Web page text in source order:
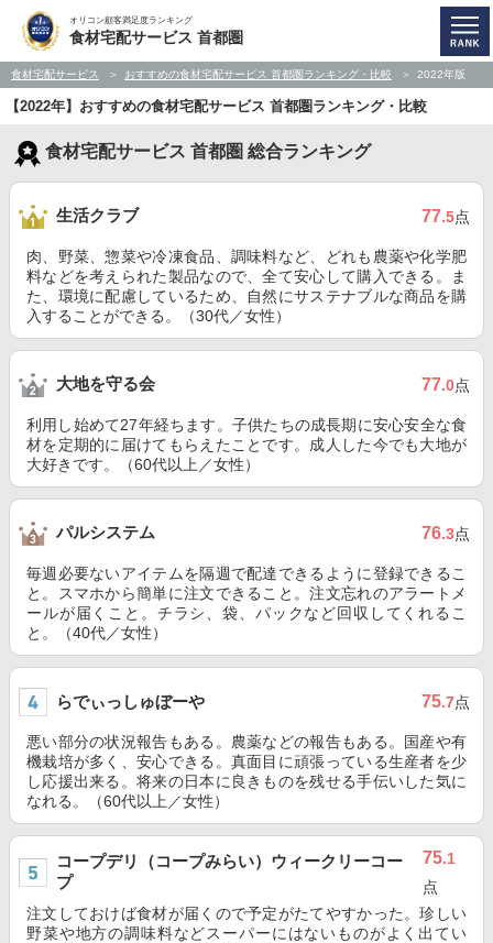
オリコン顧客満足度ランキング
食材宅配サービス 首都圏
食材宅配サービス おすすめの食材宅配サービス 首都圏ランキング・比較 2022年版
【2022年】おすすめの食材宅配サービス 首都圏ランキング・比較
食材宅配サービス 首都圏 総合ランキング
生活クラブ 77.5点
肉、野菜、惣菜や冷凍食品、調味料など、どれも農薬や化学肥
料などを考えられた製品なので、全て安心して購入できる。ま
た、環境に配慮しているため、自然にサステナブルな商品を購
入することができる。（30代／女性）
大地を守る会 77.0点
利用し始めて27年経ちます。子供たちの成長期に安心安全な食
材を定期的に届けてもらえたことです。成人した今でも大地が
大好きです。（60代以上／女性）
パルシステム 76.3点
毎週必要ないアイテムを隔週で配達できるように登録できるこ
と。スマホから簡単に注文できること。注文忘れのアラートメ
ールが届くこと。チラシ、袋、パックなど回収してくれるこ
と。（40代／女性）
らでぃっしゅぼーや 75.7点
悪い部分の状況報告もある。農薬などの報告もある。国産や有
機栽培が多く、安心できる。真面目に頑張っている生産者を少
し応援出来る。将来の日本に良きものを残せる手伝いした気に
なれる。（60代以上／女性）
コープデリ（コープみらい）ウィークリーコー
プ
75.1
点
注文しておけば食材が届くので予定がたてやすかった。珍しい
野菜や地方の調味料などスーパーにはないものがよく出てい